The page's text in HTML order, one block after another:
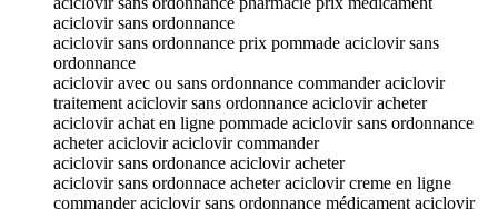
aciclovir sans ordonnance
aciclovir sans ordonnance prix pommade aciclovir sans
ordonnance
aciclovir avec ou sans ordonnance commander aciclovir
traitement aciclovir sans ordonnance aciclovir acheter
aciclovir achat en ligne pommade aciclovir sans ordonnance
acheter aciclovir aciclovir commander
aciclovir sans ordonance aciclovir acheter
aciclovir sans ordonnace acheter aciclovir creme en ligne
commander aciclovir sans ordonnance médicament aciclovir